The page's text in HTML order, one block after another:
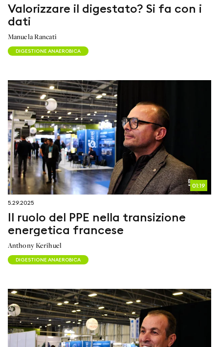
Valorizzare il digestato? Si fa con i
dati
Manuela Rancati
DIGESTIONE ANAEROBICA
01:19
5.29.2025
Il ruolo del PPE nella transizione
energetica francese
Anthony Kerihuel
DIGESTIONE ANAEROBICA